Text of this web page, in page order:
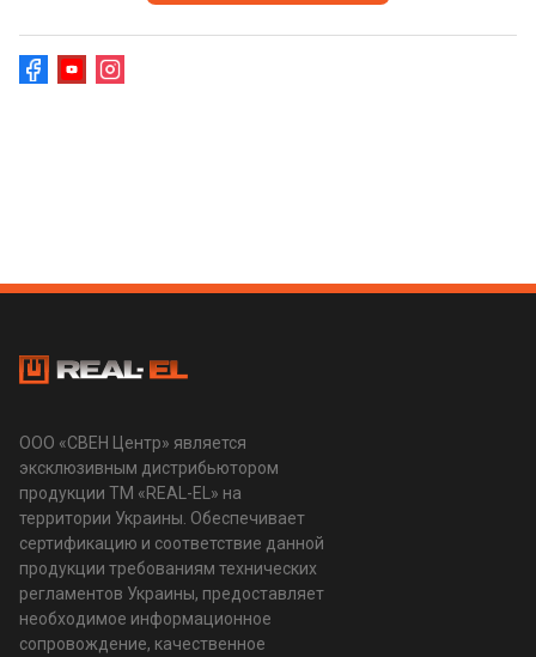
ООО «СВЕН Центр» является
эксклюзивным дистрибьютором
продукции ТМ «REAL-EL» на
территории Украины. Обеспечивает
сертификацию и соответствие данной
продукции требованиям технических
регламентов Украины, предоставляет
необходимое информационное
сопровождение, качественное